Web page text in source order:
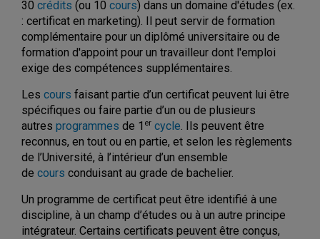
30 crédits (ou 10 cours) dans un domaine d'études (ex.
: certificat en marketing). Il peut servir de formation
complémentaire pour un diplômé universitaire ou de
formation d'appoint pour un travailleur dont l'emploi
exige des compétences supplémentaires.
Les cours faisant partie d’un certificat peuvent lui être
spécifiques ou faire partie d’un ou de plusieurs
autres programmes de 1 er cycle. Ils peuvent être
reconnus, en tout ou en partie, et selon les règlements
de l’Université, à l’intérieur d’un ensemble
de cours conduisant au grade de bachelier.
Un programme de certificat peut être identifié à une
discipline, à un champ d’études ou à un autre principe
intégrateur. Certains certificats peuvent être conçus,